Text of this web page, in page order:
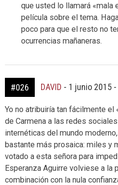
que usted lo llamará «mala
película sobre el tema.
poco para que el resto no
ocurrencias mañaneras.
#026 DAVID - 1 junio 2015
Yo no atribuiría tan fácilmente el
de Carmena a las redes
internéticas del mundo
bastante más prosaica: miles y
votado a esta señora para
Esperanza Aguirre volviese a la
combinación con la nula